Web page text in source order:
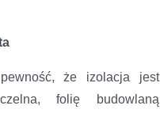
że izolacja jest
folię budowlaną